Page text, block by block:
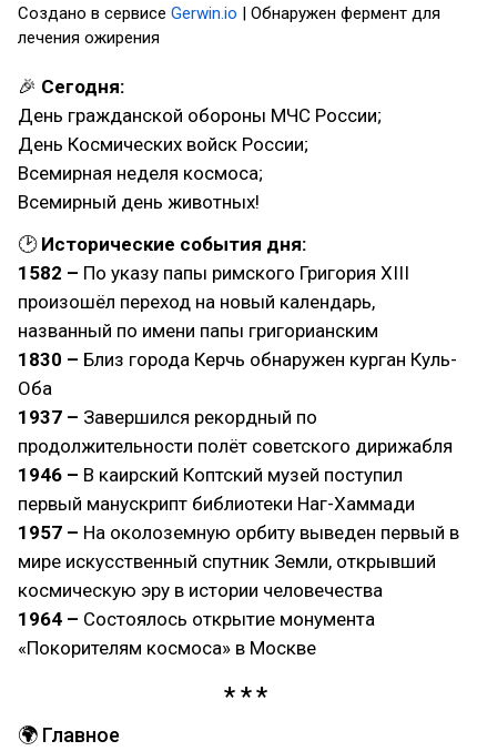
Создано в сервисе Gerwin.io | Обнаружен фермент для
лечения ожирения
🎉 Сегодня:
День гражданской обороны МЧС России;
День Космических войск России;
Всемирная неделя космоса;
Всемирный день животных!
🕑 Исторические события дня:
1582 – По указу папы римского Григория XIII
произошёл переход на новый календарь,
названный по имени папы григорианским
1830 – Близ города Керчь обнаружен курган Куль-
Оба
1937 – Завершился рекордный по
продолжительности полёт советского дирижабля
1946 – В каирский Коптский музей поступил
первый манускрипт библиотеки Наг-Хаммади
1957 – На околоземную орбиту выведен первый в
мире искусственный спутник Земли, открывший
космическую эру в истории человечества
1964 – Состоялось открытие монумента
«Покорителям космоса» в Москве
🌍 Главное